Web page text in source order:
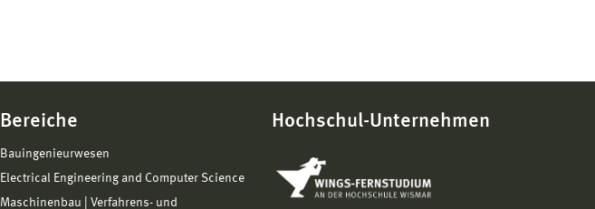
Bereiche
Bauingenieurwesen
Electrical Engineering and Computer Science
Maschinenbau | Verfahrens- und
Hochschul-Unternehmen